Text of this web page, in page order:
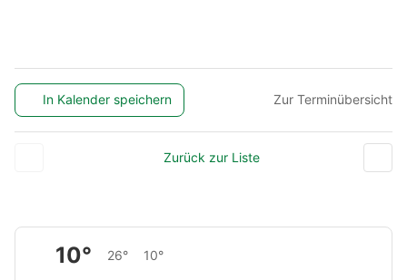
In Kalender speichern Zur Terminübersicht
Zurück zur Liste
10° 26° 10°